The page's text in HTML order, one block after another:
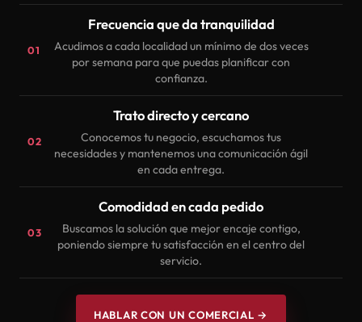
01
Frecuencia que da tranquilidad
Acudimos a cada localidad un mínimo de dos veces
por semana para que puedas planificar con
confianza.
02
Trato directo y cercano
Conocemos tu negocio, escuchamos tus
necesidades y mantenemos una comunicación ágil
en cada entrega.
03
Comodidad en cada pedido
Buscamos la solución que mejor encaje contigo,
poniendo siempre tu satisfacción en el centro del
servicio.
HABLAR CON UN COMERCIAL →